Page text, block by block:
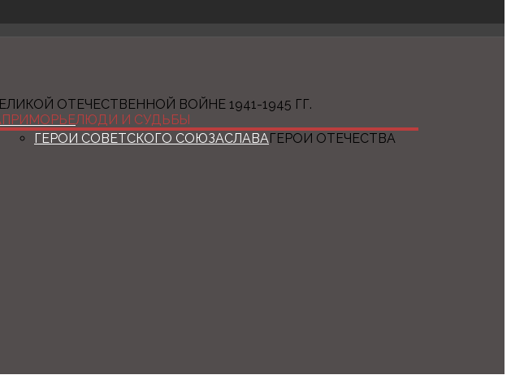
ОТЕЧЕСТВЕННОЙ ВОЙНЕ 1941-1945 ГГ.
ПРИМОРЬЕЛЮДИ И СУДЬБЫ
СЛАВАГЕРОИ ОТЕЧЕСТВА
ГЕРОИ СОВЕТСКОГО СОЮЗА